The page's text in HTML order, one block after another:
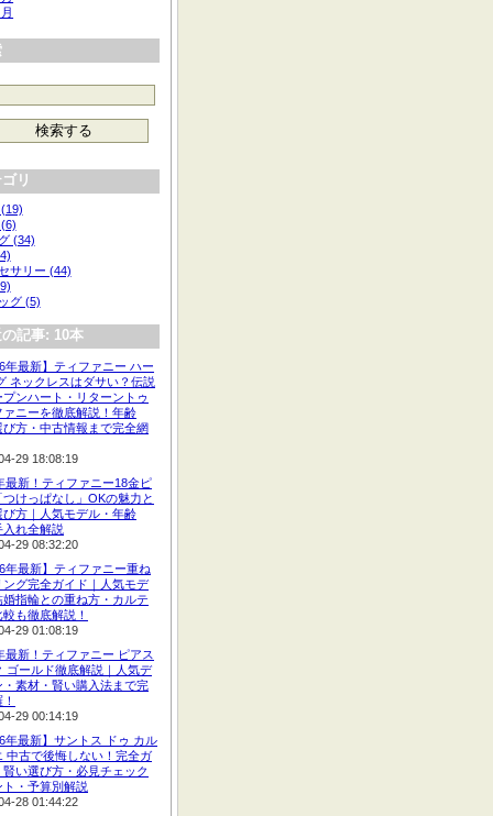
リ
(34)
サリー (44)
グ (5)
記事: 10本
年最新】ティファニー ハー
ネックレスはダサい？伝説
プンハート・リターントゥ
ァニーを徹底解説！年齢
び方・中古情報まで完全網
29 18:08:19
最新！ティファニー18金ピ
つけっぱなし」OKの魅力と
び方｜人気モデル・年齢
入れ全解説
29 08:32:20
年最新】ティファニー重ね
ング完全ガイド｜人気モデ
婚指輪との重ね方・カルテ
較も徹底解説！
29 01:08:19
最新！ティファニー ピアス
ゴールド徹底解説｜人気デ
・素材・賢い購入法まで完
29 00:14:19
年最新】サントス ドゥ カル
中古で後悔しない！完全ガ
賢い選び方・必見チェック
ト・予算別解説
28 01:44:22